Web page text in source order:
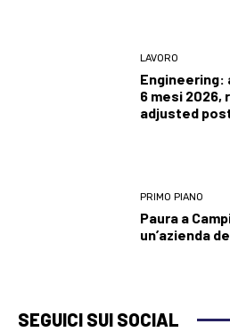
LAVORO
Engineering:
6 mesi 2026,
adjusted
PRIMO PIANO
Paura a
un’azienda
SEGUICI SUI SOCIAL